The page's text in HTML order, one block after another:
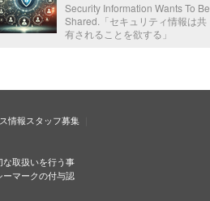
Security Information Wants To Be
Shared.「セキュリティ情報は共
有されることを欲する」
情報スタッフ募集
取扱いを行う事
マークの付与認